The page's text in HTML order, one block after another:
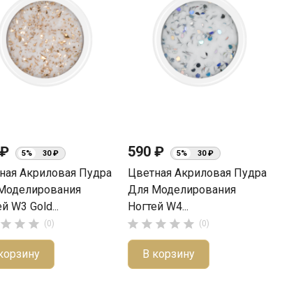
5% 30 ₽
Акриловая Пудра
W3 Gold...
   (0)
590 ₽ 5% 30 ₽
Цветная Акриловая Пудра
Для Моделирования
Ногтей W4...
     (0)
В корзину